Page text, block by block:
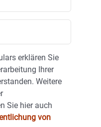
erklären Sie
Ihrer
Weitere
Sie hier auch
von